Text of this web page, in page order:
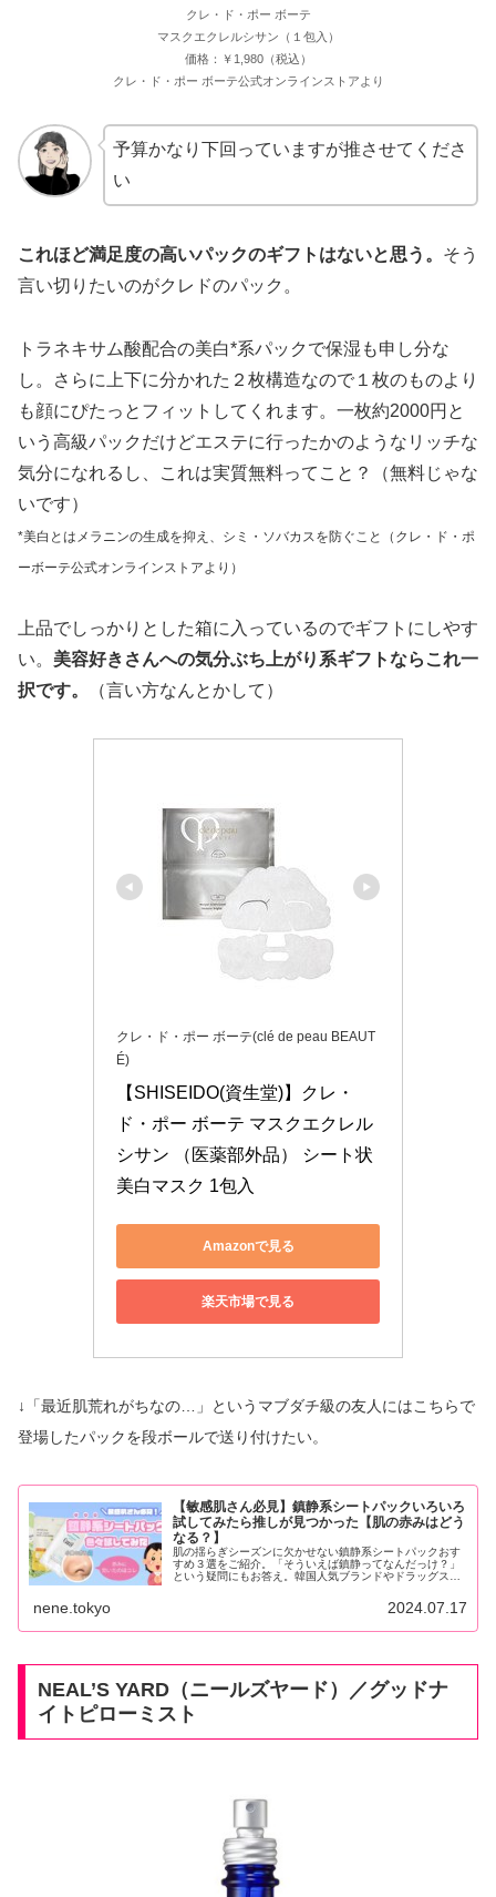
クレ・ド・ポー ボーテ
マスクエクレルシサン（１包入）
価格：￥1,980（税込）
クレ・ド・ポー ボーテ公式オンラインストアより
予算かなり下回っていますが推させてくださ
い
これほど満足度の高いパックのギフトはないと思う。 そう
言い切りたいのがクレドのパック。
トラネキサム酸配合の美白*系パックで保湿も申し分な
し。さらに上下に分かれた２枚構造なので１枚のものより
も顔にぴたっとフィットしてくれます。一枚約2000円と
いう高級パックだけどエステに行ったかのようなリッチな
気分になれるし、これは実質無料ってこと？（無料じゃな
いです）
*美白とはメラニンの生成を抑え、シミ・ソバカスを防ぐこと（クレ・ド・ポ
ーボーテ公式オンラインストアより）
上品でしっかりとした箱に入っているのでギフトにしやす
い。 美容好きさんへの気分ぶち上がり系ギフトならこれ一
択です。
（言い方なんとかして）
クレ・ド・ポー ボーテ(clé de peau BEAUT
É)
【SHISEIDO(資生堂)】クレ・
ド・ポー ボーテ マスクエクレル
シサン （医薬部外品） シート状
美白マスク 1包入
Amazonで見る
楽天市場で見る
↓「最近肌荒れがちなの…」というマブダチ級の友人にはこちらで
登場したパックを段ボールで送り付けたい。
【敏感肌さん必見】鎮静系シートパックいろいろ
試してみたら推しが見つかった【肌の赤みはどう
なる？】
肌の揺らぎシーズンに欠かせない鎮静系シートパックおす
すめ３選をご紹介。「そういえば鎮静ってなんだっけ？」
という疑問にもお答え。韓国人気ブランドやドラッグスト
nene.tokyo 2024.07.17
NEAL’S YARD（ニールズヤード）／グッドナ
イトピローミスト